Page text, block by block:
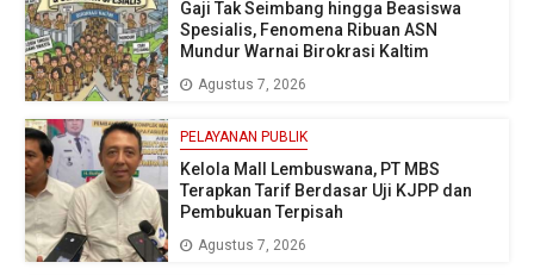
Gaji Tak Seimbang hingga Beasiswa
Spesialis, Fenomena Ribuan ASN
Mundur Warnai Birokrasi Kaltim
Agustus 7, 2026
PELAYANAN PUBLIK
Kelola Mall Lembuswana, PT MBS
Terapkan Tarif Berdasar Uji KJPP dan
Pembukuan Terpisah
Agustus 7, 2026